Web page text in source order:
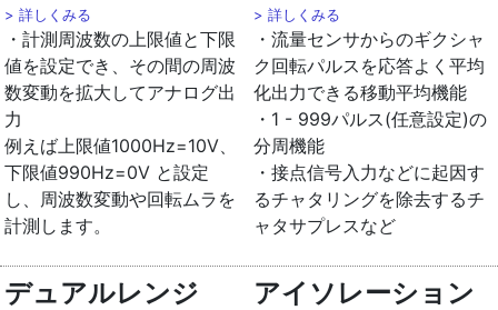
> 詳しくみる
・計測周波数の上限値と下限
値を設定でき、その間の周波
数変動を拡大してアナログ出
力
例えば上限値1000Hz=10V、
下限値990Hz=0V と設定
し、周波数変動や回転ムラを
計測します。
> 詳しくみる
・流量センサからのギクシャ
ク回転パルスを応答よく平均
化出力できる移動平均機能
・1 - 999パルス(任意設定)の
分周機能
・接点信号入力などに起因す
るチャタリングを除去するチ
ャタサプレスなど
デュアルレンジ アイソレーション